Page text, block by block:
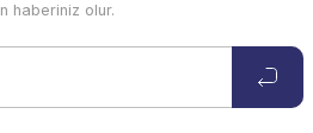
haberiniz olur.